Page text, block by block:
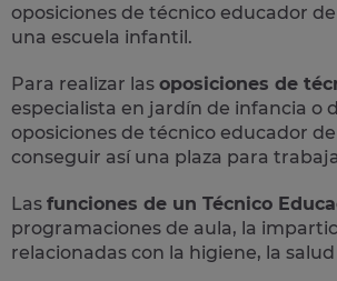
oposiciones de técnico educador
una escuela infantil.
Para realizar las oposiciones de
especialista en jardín de infancia o
oposiciones de técnico educador
conseguir así una plaza para
Las funciones de un Técnico
programaciones de aula, la
relacionadas con la higiene, la